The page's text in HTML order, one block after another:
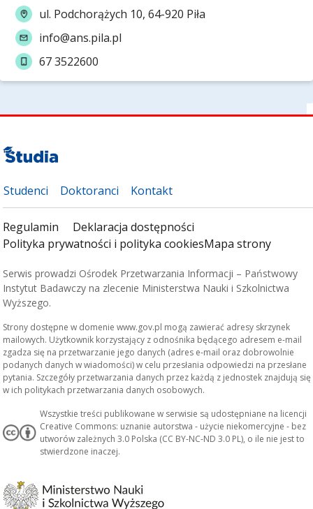
ul. Podchorążych 10, 64-920 Piła
info@ans.pila.pl
67 3522600
Studenci Doktoranci Kontakt
Regulamin
Deklaracja dostępności
Polityka prywatności i polityka cookiesMapa strony
Serwis prowadzi Ośrodek Przetwarzania Informacji – Państwowy
Instytut Badawczy na zlecenie Ministerstwa Nauki i Szkolnictwa
Wyższego.
Strony dostępne w domenie www.gov.pl mogą zawierać adresy skrzynek
mailowych. Użytkownik korzystający z odnośnika będącego adresem e-mail
zgadza się na przetwarzanie jego danych (adres e-mail oraz dobrowolnie
podanych danych w wiadomości) w celu przesłania odpowiedzi na przesłane
pytania. Szczegóły przetwarzania danych przez każdą z jednostek znajdują się
w ich politykach przetwarzania danych osobowych.
Wszystkie treści publikowane w serwisie są udostępniane na licencji
Creative Commons: uznanie autorstwa - użycie niekomercyjne - bez
utworów zależnych 3.0 Polska (CC BY-NC-ND 3.0 PL), o ile nie jest to
stwierdzone inaczej.